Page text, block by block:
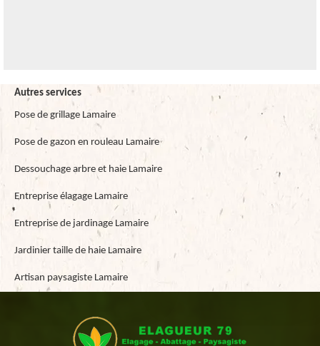
Autres services
Pose de grillage Lamaire
Pose de gazon en rouleau Lamaire
Dessouchage arbre et haie Lamaire
Entreprise élagage Lamaire
Entreprise de jardinage Lamaire
Jardinier taille de haie Lamaire
Artisan paysagiste Lamaire